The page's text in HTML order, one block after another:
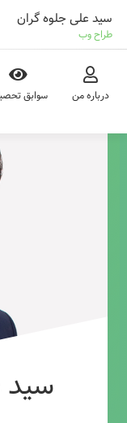
سید علی جلوه گران
طراح وب
درباره من سوابق
سید